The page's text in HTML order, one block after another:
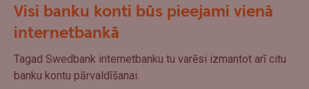
Visi banku konti būs pieejami vienā
internetbankā
Tagad Swedbank internetbanku tu varēsi izmantot arī citu
banku kontu pārvaldīšanai.